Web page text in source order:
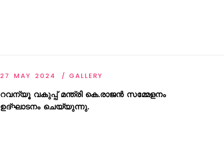
27 MAY 2024 GALLERY
റവന്യൂ വകുപ്പ് മന്ത്രി കെ.രാജൻ സമ്മേളനം
ഉദ്ഘാടനം ചെയ്യുന്നു.